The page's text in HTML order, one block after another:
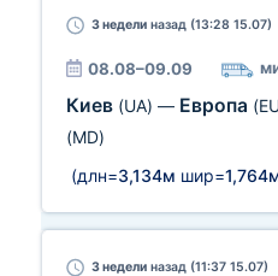
3 недели назад (13:28 15.07)
08.08–09.09
Киев (UA) — Европа
(MD)
(длн=3,134м шир=
3 недели назад (11:37 15.07)